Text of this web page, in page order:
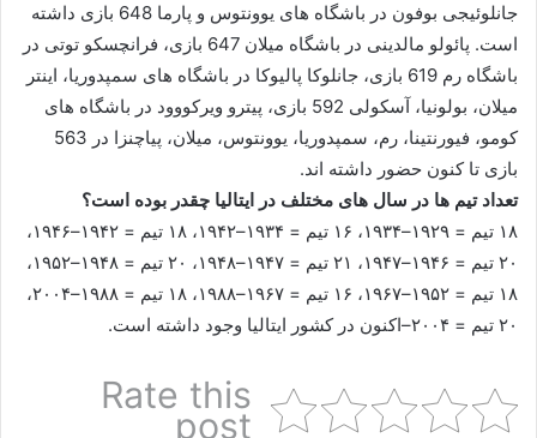
جانلوئیجی بوفون در باشگاه های یوونتوس و پارما 648 بازی داشته
است. پائولو مالدینی در باشگاه میلان 647 بازی، فرانچسکو توتی در
باشگاه رم 619 بازی، جانلوکا پالیوکا در باشگاه های سمپدوریا، اینتر
میلان، بولونیا، آسکولی 592 بازی، پیترو ویرکووود در باشگاه های
کومو، فیورنتینا، رم، سمپدوریا، یوونتوس، میلان، پیاچنزا در 563
بازی تا کنون حضور داشته اند.
تعداد تیم ها در سال های مختلف در ایتالیا چقدر بوده است؟
۱۸ تیم = ۱۹۲۹–۱۹۳۴، ۱۶ تیم = ۱۹۳۴–۱۹۴۲، ۱۸ تیم = ۱۹۴۲–۱۹۴۶،
۲۰ تیم = ۱۹۴۶–۱۹۴۷، ۲۱ تیم = ۱۹۴۷–۱۹۴۸، ۲۰ تیم = ۱۹۴۸–۱۹۵۲،
۱۸ تیم = ۱۹۵۲–۱۹۶۷، ۱۶ تیم = ۱۹۶۷–۱۹۸۸، ۱۸ تیم = ۱۹۸۸–۲۰۰۴،
۲۰ تیم = ۲۰۰۴–اکنون در کشور ایتالیا وجود داشته است.
Rate this
post